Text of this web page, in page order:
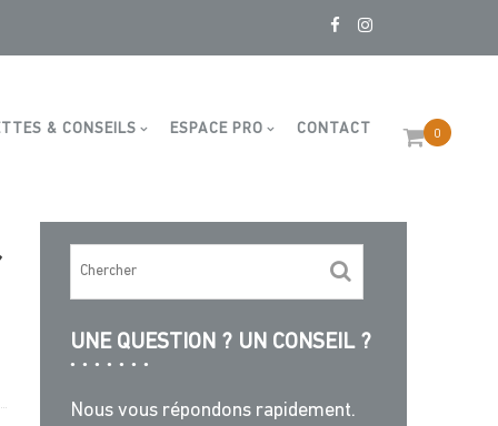
0
& CONSEILS ESPACE PRO CONTACT
UNE QUESTION ? UN CONSEIL ?
Nous vous répondons rapidement.